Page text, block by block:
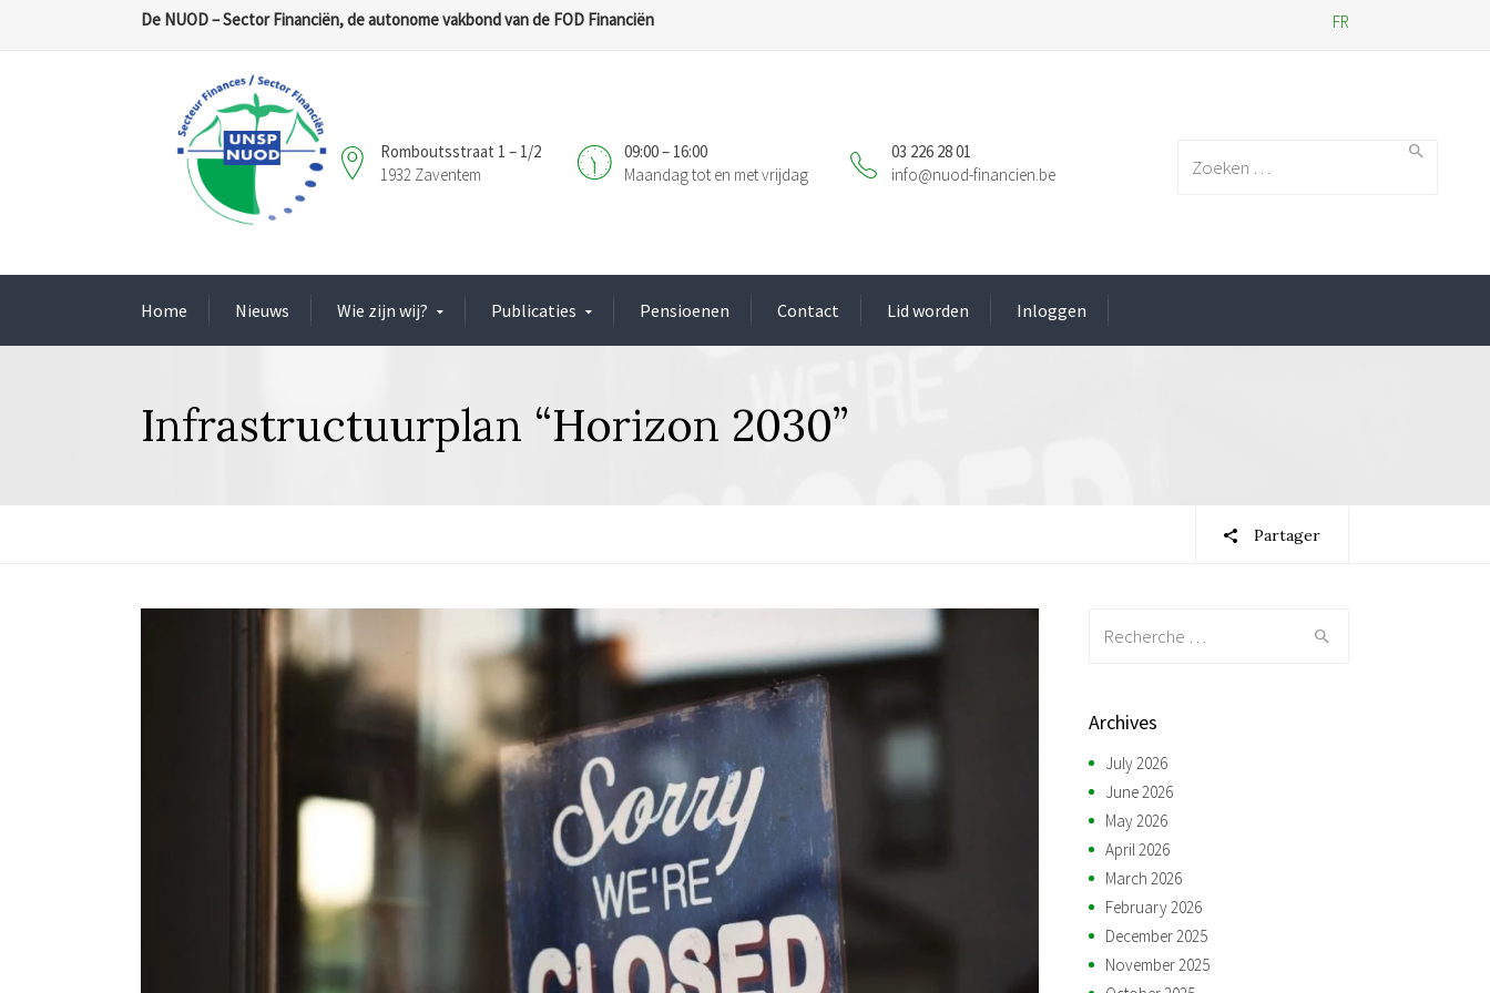
De NUOD – Sector Financiën, de autonome vakbond van de FOD Financiën FR
03 226 28 01
info@nuod-financien.be
09:00 – 16:00
Maandag tot en met vrijdag
Romboutsstraat 1 – 1/2
1932 Zaventem
Home Nieuws Wie zijn wij? Publicaties Pensioenen Contact Lid worden Inloggen
Infrastructuurplan “Horizon 2030”
Partager
Archives
July 2026
June 2026
May 2026
April 2026
March 2026
February 2026
December 2025
November 2025